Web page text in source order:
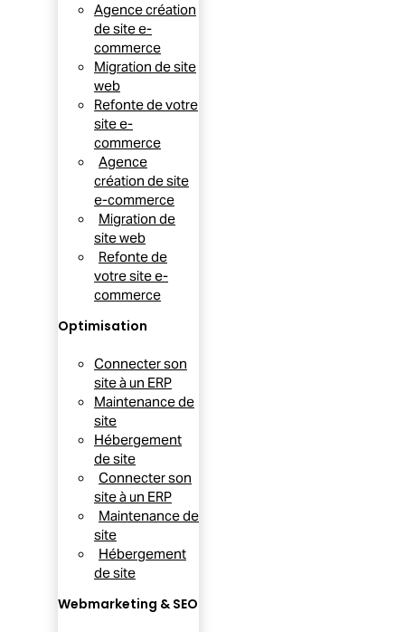
Agence création
de site e-
commerce
Migration de site
web
Refonte de votre
site e-
commerce
Agence
création de site
e-commerce
Migration de
site web
Refonte de
votre site e-
commerce
Optimisation
Connecter son
site à un ERP
Maintenance de
site
Hébergement
de site
Connecter son
site à un ERP
Maintenance de
site
Hébergement
de site
Webmarketing & SEO